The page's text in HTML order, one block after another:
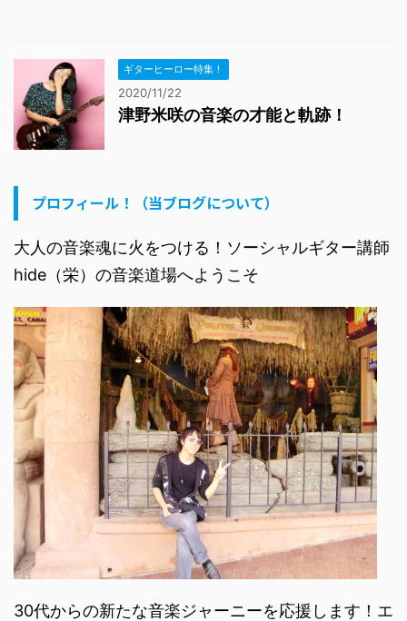
ギターヒーロー特集！
2020/11/22
津野米咲の音楽の才能と軌跡！
プロフィール！（当ブログについて）
大人の音楽魂に火をつける！ソーシャルギター講師
hide（栄）の音楽道場へようこそ
30代からの新たな音楽ジャーニーを応援します！エ